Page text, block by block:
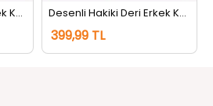
Desenli Hakiki Deri Erkek Kemer Kahve Desenli Hakiki Deri Erkek Kemer Kahve
399,99 TL